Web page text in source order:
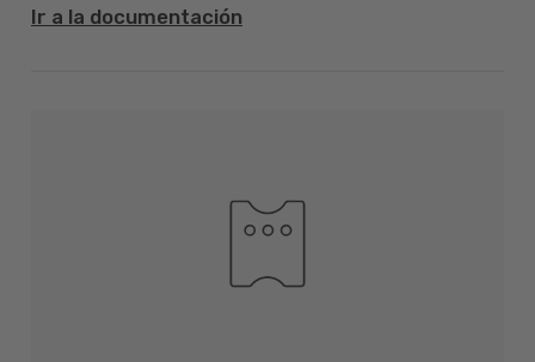
Ir a la documentación